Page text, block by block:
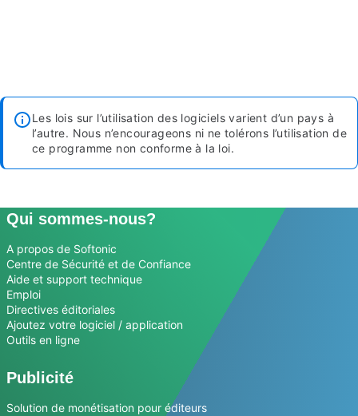
Les lois sur l’utilisation des logiciels varient d’un pays à
l’autre. Nous n’encourageons ni ne tolérons l’utilisation de
ce programme non conforme à la loi.
Qui sommes-nous?
A propos de Softonic
Centre de Sécurité et de Confiance
Aide et support technique
Emploi
Directives éditoriales
Ajoutez votre logiciel / application
Outils en ligne
Publicité
Solution de monétisation pour éditeurs